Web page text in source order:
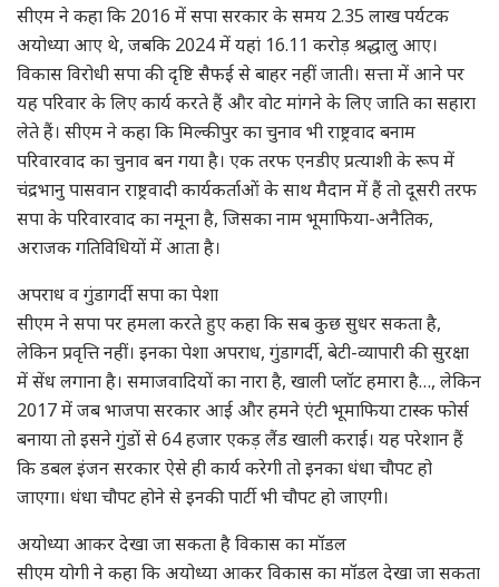
सीएम ने कहा कि 2016 में सपा सरकार के समय 2.35 लाख पर्यटक
अयोध्या आए थे, जबकि 2024 में यहां 16.11 करोड़ श्रद्धालु आए।
विकास विरोधी सपा की दृष्टि सैफई से बाहर नहीं जाती। सत्ता में आने पर
यह परिवार के लिए कार्य करते हैं और वोट मांगने के लिए जाति का सहारा
लेते हैं। सीएम ने कहा कि मिल्कीपुर का चुनाव भी राष्ट्रवाद बनाम
परिवारवाद का चुनाव बन गया है। एक तरफ एनडीए प्रत्याशी के रूप में
चंद्रभानु पासवान राष्ट्रवादी कार्यकर्ताओं के साथ मैदान में हैं तो दूसरी तरफ
सपा के परिवारवाद का नमूना है, जिसका नाम भूमाफिया-अनैतिक,
अराजक गतिविधियों में आता है।
अपराध व गुंडागर्दी सपा का पेशा
सीएम ने सपा पर हमला करते हुए कहा कि सब कुछ सुधर सकता है,
लेकिन प्रवृत्ति नहीं। इनका पेशा अपराध, गुंडागर्दी, बेटी-व्यापारी की सुरक्षा
में सेंध लगाना है। समाजवादियों का नारा है, खाली प्लॉट हमारा है…, लेकिन
2017 में जब भाजपा सरकार आई और हमने एंटी भूमाफिया टास्क फोर्स
बनाया तो इसने गुंडों से 64 हजार एकड़ लैंड खाली कराई। यह परेशान हैं
कि डबल इंजन सरकार ऐसे ही कार्य करेगी तो इनका धंधा चौपट हो
जाएगा। धंधा चौपट होने से इनकी पार्टी भी चौपट हो जाएगी।
अयोध्या आकर देखा जा सकता है विकास का मॉडल
सीएम योगी ने कहा कि अयोध्या आकर विकास का मॉडल देखा जा सकता